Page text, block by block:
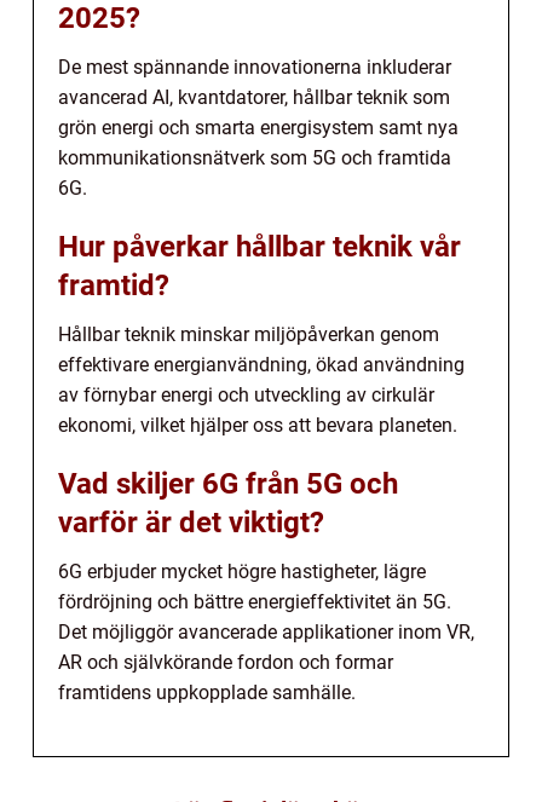
2025?
De mest spännande innovationerna inkluderar
avancerad AI, kvantdatorer, hållbar teknik som
grön energi och smarta energisystem samt nya
kommunikationsnätverk som 5G och framtida
6G.
Hur påverkar hållbar teknik vår
framtid?
Hållbar teknik minskar miljöpåverkan genom
effektivare energianvändning, ökad användning
av förnybar energi och utveckling av cirkulär
ekonomi, vilket hjälper oss att bevara planeten.
Vad skiljer 6G från 5G och
varför är det viktigt?
6G erbjuder mycket högre hastigheter, lägre
fördröjning och bättre energieffektivitet än 5G.
Det möjliggör avancerade applikationer inom VR,
AR och självkörande fordon och formar
framtidens uppkopplade samhälle.